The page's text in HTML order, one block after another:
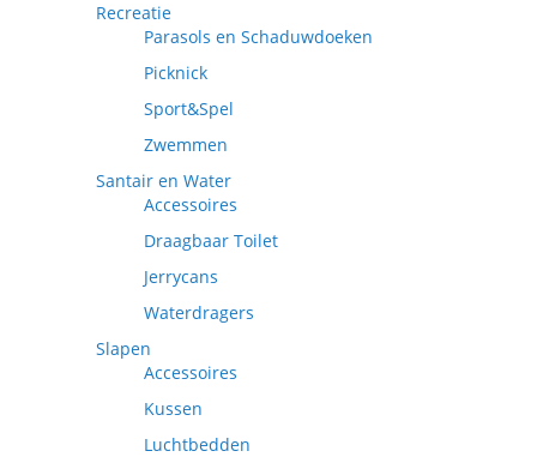
Recreatie
Parasols en Schaduwdoeken
Picknick
Sport&Spel
Zwemmen
Santair en Water
Accessoires
Draagbaar Toilet
Jerrycans
Waterdragers
Slapen
Accessoires
Kussen
Luchtbedden